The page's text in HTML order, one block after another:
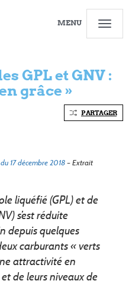
MENU
GPL et GNV :
grâce »
PARTAGER
17 décembre 2018– Extrait
liquéfié (GPL) et de
s’est réduite
depuis quelques
carburants « verts
attractivité en
de leurs niveaux de